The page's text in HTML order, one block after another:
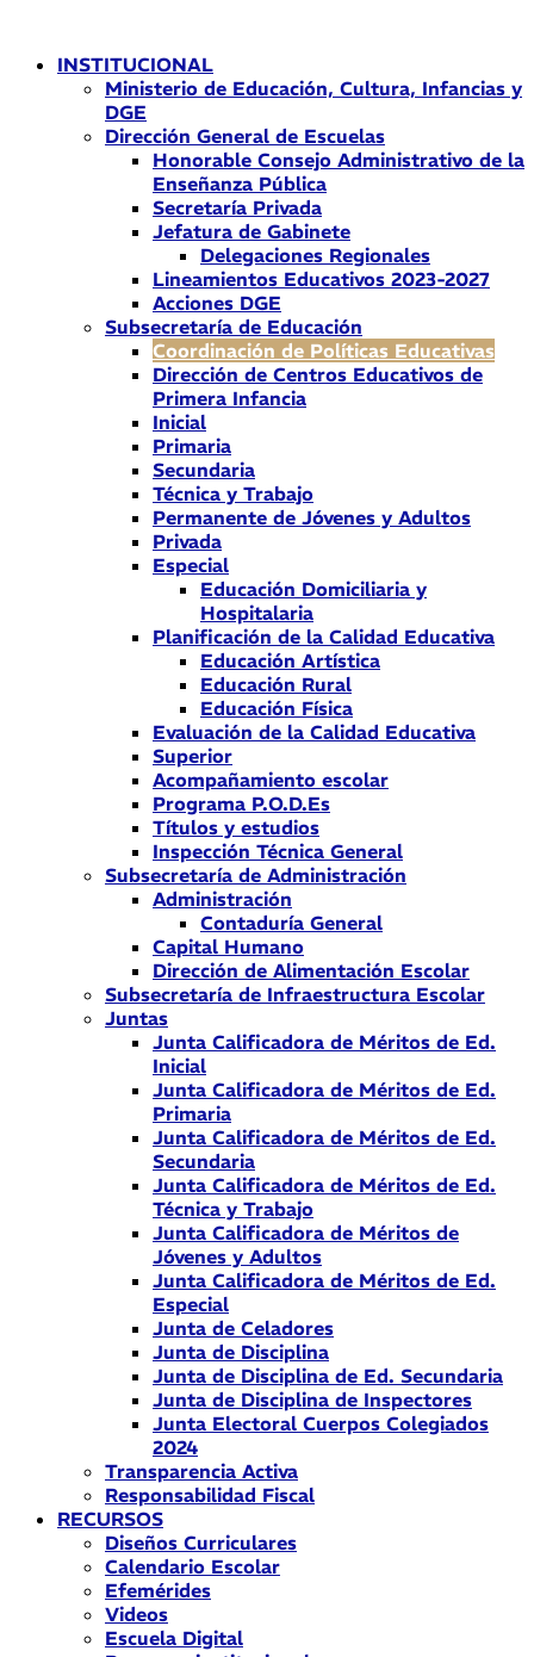
contenidoINSTITUCIONAL
Ministerio de Educación, Cultura, Infancias y
DGE
Dirección General de Escuelas
Honorable Consejo Administrativo de la
Enseñanza Pública
Secretaría Privada
Jefatura de Gabinete
Delegaciones Regionales
Lineamientos Educativos 2023-2027
Acciones DGE
Subsecretaría de Educación
Coordinación de Políticas Educativas
Dirección de Centros Educativos de
Primera Infancia
Inicial
Primaria
Secundaria
Técnica y Trabajo
Permanente de Jóvenes y Adultos
Privada
Especial
Educación Domiciliaria y
Hospitalaria
Planificación de la Calidad Educativa
Educación Artística
Educación Rural
Educación Física
Evaluación de la Calidad Educativa
Superior
Acompañamiento escolar
Programa P.O.D.Es
Títulos y estudios
Inspección Técnica General
Subsecretaría de Administración
Administración
Contaduría General
Capital Humano
Dirección de Alimentación Escolar
Subsecretaría de Infraestructura Escolar
Juntas
Junta Calificadora de Méritos de Ed.
Inicial
Junta Calificadora de Méritos de Ed.
Primaria
Junta Calificadora de Méritos de Ed.
Secundaria
Junta Calificadora de Méritos de Ed.
Técnica y Trabajo
Junta Calificadora de Méritos de
Jóvenes y Adultos
Junta Calificadora de Méritos de Ed.
Especial
Junta de Celadores
Junta de Disciplina
Junta de Disciplina de Ed. Secundaria
Junta de Disciplina de Inspectores
Junta Electoral Cuerpos Colegiados
2024
Transparencia Activa
Responsabilidad Fiscal
RECURSOS
Diseños Curriculares
Calendario Escolar
Efemérides
Videos
Escuela Digital